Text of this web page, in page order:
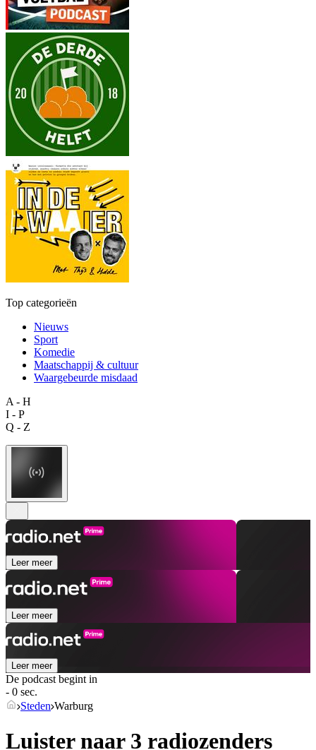
Top categorieën
Nieuws
Sport
Komedie
Maatschappij & cultuur
Waargebeurde misdaad
A - H
I - P
Q - Z
Leer meer
Leer meer
Leer meer
De podcast begint in
- 0 sec.
Steden Warburg
Luister naar 3 radiozenders